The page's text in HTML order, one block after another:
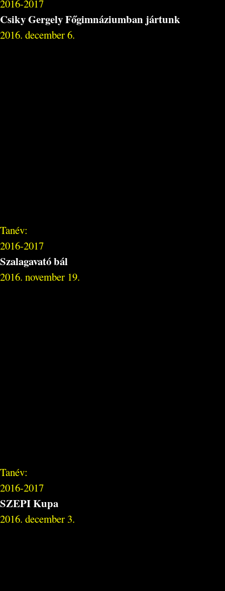
2016-2017
Csiky Gergely Főgimnáziumban jártunk
2016. december 6.
Tanév:
2016-2017
Szalagavató bál
2016. november 19.
Tanév:
2016-2017
SZEPI Kupa
2016. december 3.